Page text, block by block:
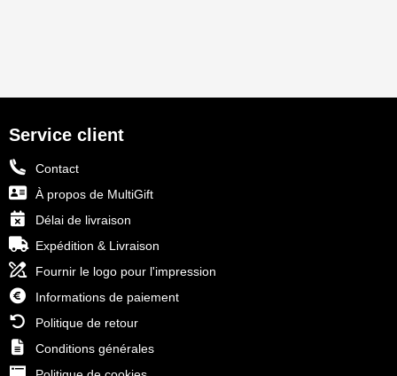
Service client
Contact
À propos de MultiGift
Délai de livraison
Expédition & Livraison
Fournir le logo pour l'impression
Informations de paiement
Politique de retour
Conditions générales